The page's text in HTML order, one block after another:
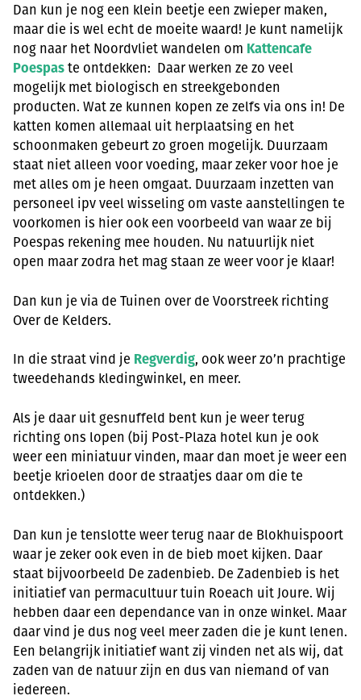
Dan kun je nog een klein beetje een zwieper maken,
maar die is wel echt de moeite waard! Je kunt namelijk
nog naar het Noordvliet wandelen om Kattencafe
Poespaste ontdekken: Daar werken ze zo veel
mogelijk met biologisch en streekgebonden
producten. Wat ze kunnen kopen ze zelfs via ons in! De
katten komen allemaal uit herplaatsing en het
schoonmaken gebeurt zo groen mogelijk. Duurzaam
staat niet alleen voor voeding, maar zeker voor hoe je
met alles om je heen omgaat. Duurzaam inzetten van
personeel ipv veel wisseling om vaste aanstellingen te
voorkomen is hier ook een voorbeeld van waar ze bij
Poespas rekening mee houden. Nu natuurlijk niet
open maar zodra het mag staan ze weer voor je klaar!
Dan kun je via de Tuinen over de Voorstreek richting
Over de Kelders.
In die straat vind je Regverdig, ook weer zo’n prachtige
tweedehands kledingwinkel, en meer.
Als je daar uit gesnuffeld bent kun je weer terug
richting ons lopen (bij Post-Plaza hotel kun je ook
weer een miniatuur vinden, maar dan moet je weer een
beetje krioelen door de straatjes daar om die te
ontdekken.)
Dan kun je tenslotte weer terug naar de Blokhuispoort
waar je zeker ook even in de bieb moet kijken. Daar
staat bijvoorbeeld De zadenbieb. De Zadenbieb is het
initiatief van permacultuur tuin Roeach uit Joure. Wij
hebben daar een dependance van in onze winkel. Maar
daar vind je dus nog veel meer zaden die je kunt lenen.
Een belangrijk initiatief want zij vinden net als wij, dat
zaden van de natuur zijn en dus van niemand of van
iedereen.